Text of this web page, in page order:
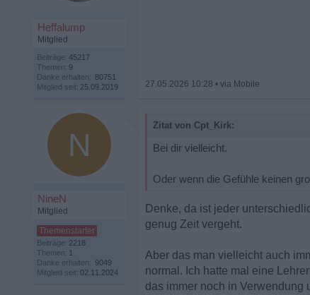
Heffalump
Mitglied
Beiträge: 45217
Themen: 9
Danke erhalten: 80751
Mitglied seit: 25.09.2019 27.05.2026 10:28 •
N
NineN
Mitglied
Beiträge: 2218
Themen: 1
Danke erhalten: 9049
Mitglied seit: 02.11.2024
Zitat von Cpt_Kirk:
Bei dir vielleicht.
Oder wenn die Gefühle keinen
Denke, da ist jeder
genug Zeit vergeht.
Aber das man vielleicht auch
normal. Ich hatte mal eine
das immer noch in Verwendung